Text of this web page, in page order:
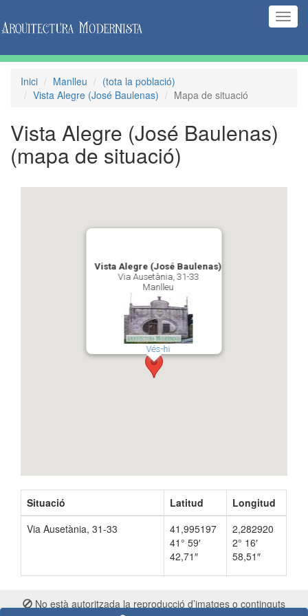
Inici Manlleu
(tota la població)
Vista Alegre (José Baulenas)
Mapa de situació
Vista Alegre (José Baulenas)
(mapa de situació)
Vista Alegre (José Baulenas)
Via Ausetània, 31-33
Manlleu
Vés-hi
Situació Latitud
Longitud
Via Ausetània, 31-33
41,995197
41° 59′
42,71″
2,282920
2° 16′
58,51″
No està autoritzada la reproducció d’imatges o continguts